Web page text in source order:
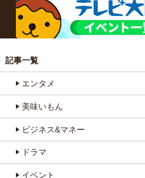
記事一覧
エンタメ
美味いもん
ビジネス&マネー
ドラマ
イベント